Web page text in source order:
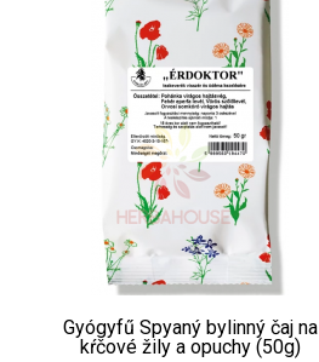
Gyógyfű Spyaný bylinný čaj na
kŕčové žily a opuchy (50g)